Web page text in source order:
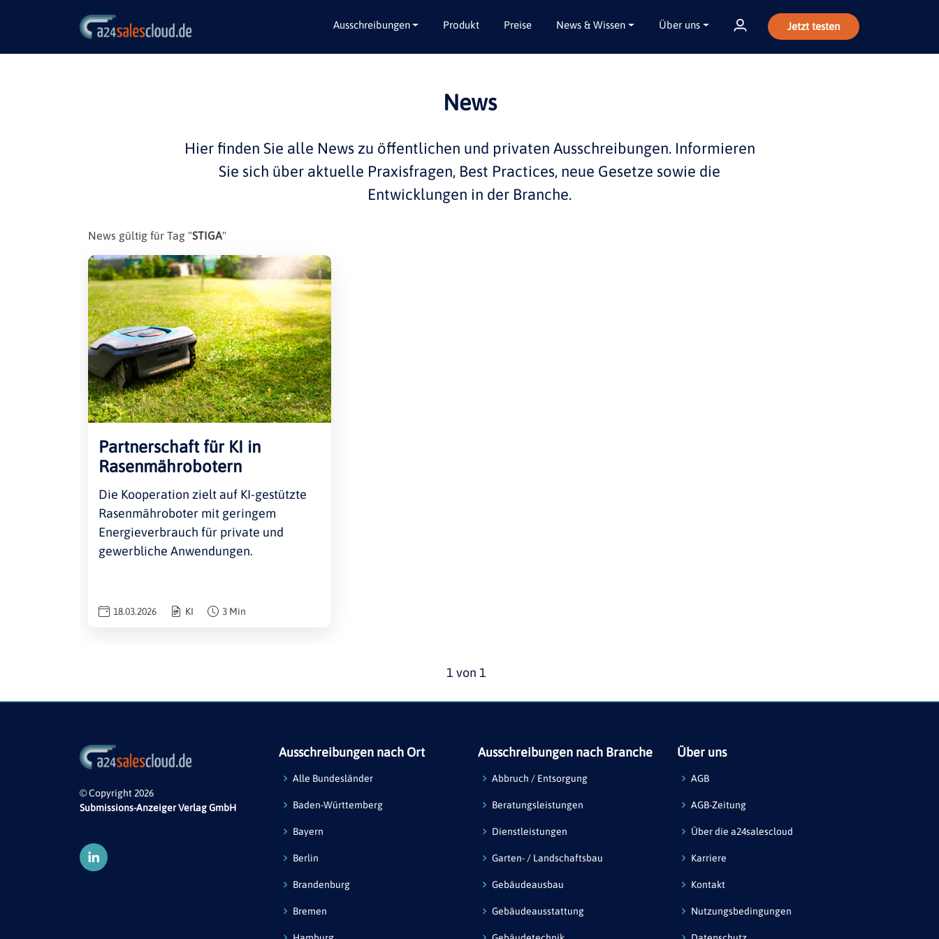
Ausschreibungen
Berlin
Brandenburg
Bremen
Beratungsleistungen
Garten- / Landschaftsbau
Gebäudeausbau
Gebäudeausstattung
Produkt Preise News & Wissen Über uns Jetzt testen
News
Hier finden Sie alle Newszu öffentlichen und privaten Ausschreibungen. Informieren
Sie sich über aktuelle Praxisfragen, Best Practices, neue Gesetze sowie die
Entwicklungen in der Branche.
News gültig für Tag "STIGA"
Partnerschaft für KI in
Rasenmährobotern
Die Kooperation zielt auf KI-gestützte
Rasenmähroboter mit geringem
Energieverbrauch für private und
gewerbliche Anwendungen.
18.03.2026 KI 3 Min
1 von 1
© Copyright 2026
Submissions-Anzeiger Verlag GmbH
Ausschreibungen nach Ort
Alle Bundesländer
Baden-Württemberg
Bayern
Berlin
Brandenburg
Bremen
Ausschreibungen nach Branche
Abbruch / Entsorgung
Beratungsleistungen
Dienstleistungen
Garten- / Landschaftsbau
Gebäudeausbau
Gebäudeausstattung
Über uns
AGB
AGB-Zeitung
Über die a24salescloud
Karriere
Kontakt
Nutzungsbedingungen